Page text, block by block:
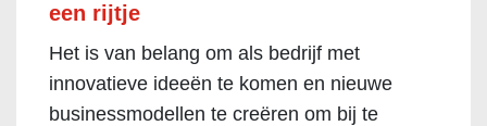
een rijtje
Het is van belang om als bedrijf met
innovatieve ideeën te komen en nieuwe
businessmodellen te creëren om bij te